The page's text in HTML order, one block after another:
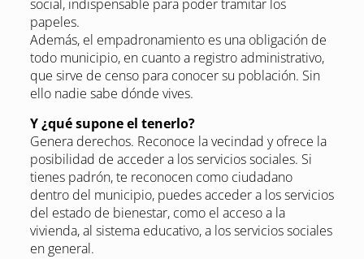
social, indispensable para poder tramitar los
papeles.
Además, el empadronamiento es una obligación de
todo municipio, en cuanto a registro administrativo,
que sirve de censo para conocer su población. Sin
ello nadie sabe dónde vives.
Y ¿qué supone el tenerlo?
Genera derechos. Reconoce la vecindad y ofrece la
posibilidad de acceder a los servicios sociales. Si
tienes padrón, te reconocen como ciudadano
dentro del municipio, puedes acceder a los servicios
del estado de bienestar, como el acceso a la
vivienda, al sistema educativo, a los servicios sociales
en general.